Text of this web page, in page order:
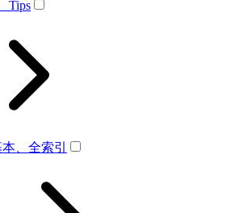
Tips
、全索引